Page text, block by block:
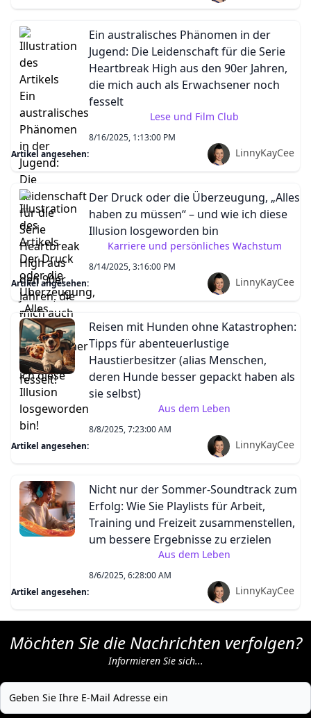
Ein australisches Phänomen in der
Jugend: Die Leidenschaft für die Serie
Heartbreak High aus den 90er Jahren,
die mich auch als Erwachsener noch
fesselt
Lese und Film Club
8/16/2025, 1:13:00 PM
Artikel angesehen:
LinnyKayCee
Der Druck oder die Überzeugung, „Alles
haben zu müssen“ – und wie ich diese
Illusion losgeworden bin
Karriere und persönliches Wachstum
8/14/2025, 3:16:00 PM
Artikel angesehen:
LinnyKayCee
Reisen mit Hunden ohne Katastrophen:
Tipps für abenteuerlustige
Haustierbesitzer (alias Menschen,
deren Hunde besser gepackt haben als
sie selbst)
Aus dem Leben
8/8/2025, 7:23:00 AM
Artikel angesehen:
LinnyKayCee
Nicht nur der Sommer-Soundtrack zum
Erfolg: Wie Sie Playlists für Arbeit,
Training und Freizeit zusammenstellen,
um bessere Ergebnisse zu erzielen
Aus dem Leben
8/6/2025, 6:28:00 AM
Artikel angesehen:
LinnyKayCee
Möchten Sie die Nachrichten verfolgen?
Informieren Sie sich...